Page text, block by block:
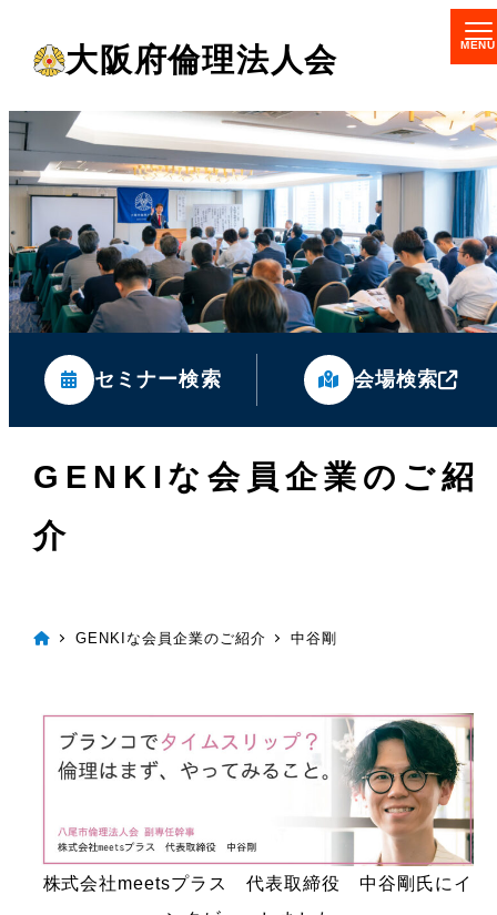
コ
ン
テ
ン
ツ
へ
大阪府倫理法人会
セミナー検索 会場検索
GENKIな会員企業のご紹
介
GENKIな会員企業のご紹介 中谷剛
株式会社meetsプラス 代表取締役 中谷剛氏にイ